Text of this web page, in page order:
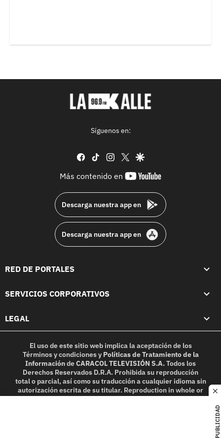
PUBLICIDAD
Síguenos en:
facebook
tiktok instagram
twittergoogle
Más contenido en
youtube-
Descarga nuestra app en
Descarga nuestra app en
RED DE PORTALES
SERVICIOS CORPORATIVOS
LEGAL
El uso de este sitio web implica la aceptación de los
Términos y condicionesy Políticas de Tratamiento de la
InformacióndeCARACOL TELEVISIÓN S.A.Todos los
Derechos Reservados D.R.A. Prohibida su reproducción
total o parcial, así como su traducción a cualquier idioma sin
autorización escrita de su titular. Reproduction in whole or
in part, or translation without written permission is